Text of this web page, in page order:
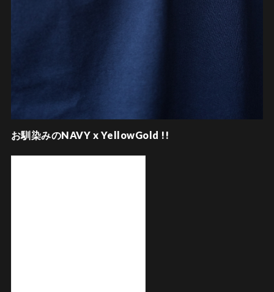
お馴染みのNAVY x YellowGold !!